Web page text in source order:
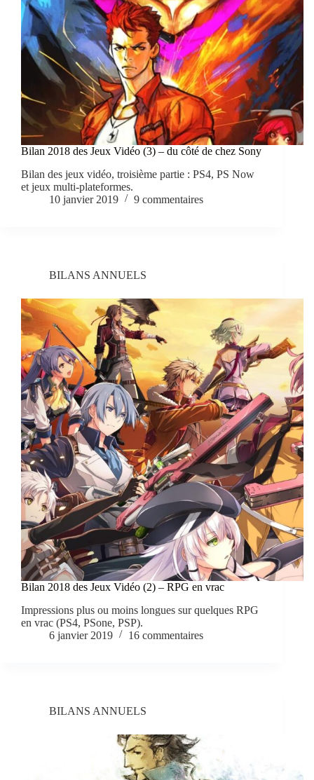
Bilan 2018 des Jeux Vidéo (3) – du côté de chez Sony
Bilan des jeux vidéo, troisième partie : PS4, PS Now
et jeux multi-plateformes.
10 janvier 2019
9 commentaires
BILANS ANNUELS
Bilan 2018 des Jeux Vidéo (2) – RPG en vrac
Impressions plus ou moins longues sur quelques RPG
en vrac (PS4, PSone, PSP).
6 janvier 2019
16 commentaires
BILANS ANNUELS